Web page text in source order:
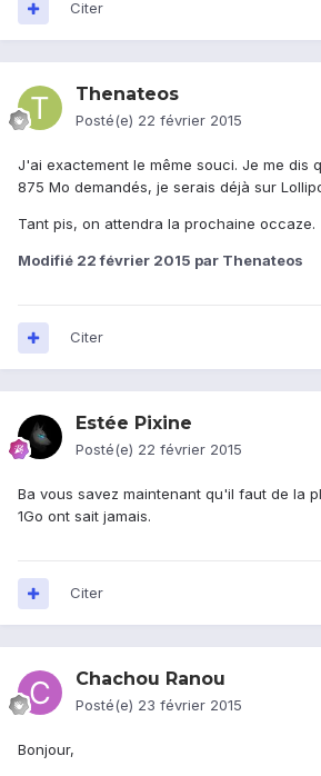
Citer
Thenateos
Posté(e) 22 février 2015
J'ai exactement le même souci. Je me dis
875 Mo demandés, je serais déjà sur
Tant pis, on attendra la prochaine occaze.
Modifié 22 février 2015 par Thenateos
Citer
Estée Pixine
Posté(e) 22 février 2015
Ba vous savez maintenant qu'il faut de la
1Go ont sait jamais.
Citer
Chachou Ranou
Posté(e) 23 février 2015
Bonjour,